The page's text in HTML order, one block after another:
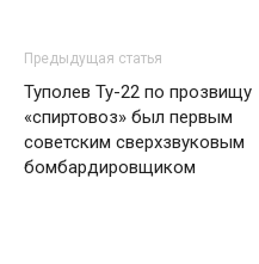
Предыдущая статья
Туполев Ту-22 по прозвищу
«спиртовоз» был первым
советским сверхзвуковым
бомбардировщиком